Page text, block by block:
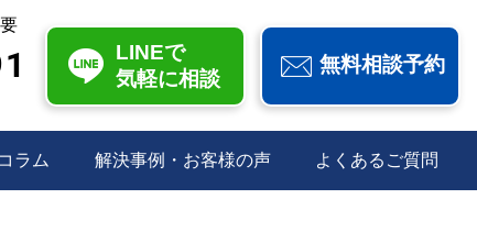
LINEで
気軽に相談
無料相談予約
コラム 解決事例・お客様の声 よくあるご質問